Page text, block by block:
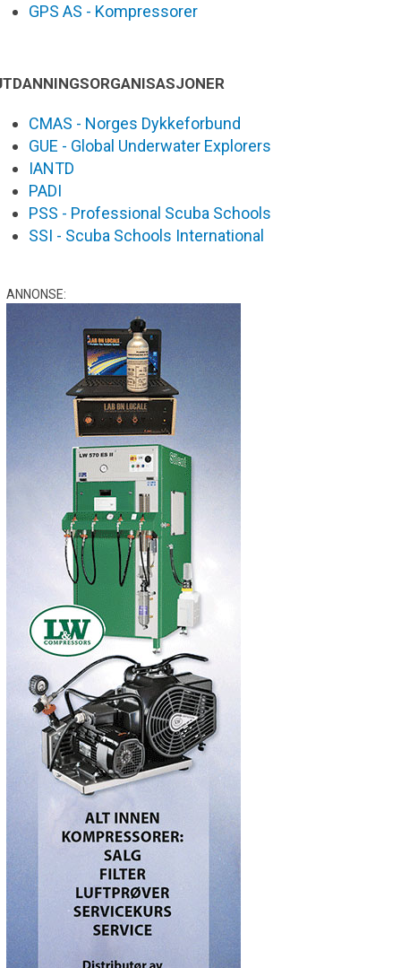
GPS AS - Kompressorer
CMAS - Norges Dykkeforbund
GUE - Global Underwater Explorers
IANTD
PADI
PSS - Professional Scuba Schools
SSI - Scuba Schools International
ANNONSE: